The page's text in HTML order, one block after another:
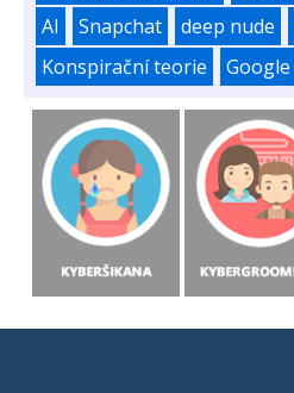
AI
Snapchat deep nude
Konspirační teorie
Google